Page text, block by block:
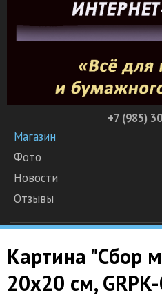
+7 (985)
Магазин
Фото
Новости
Отзывы
Картина "Сбор
20х20 см,